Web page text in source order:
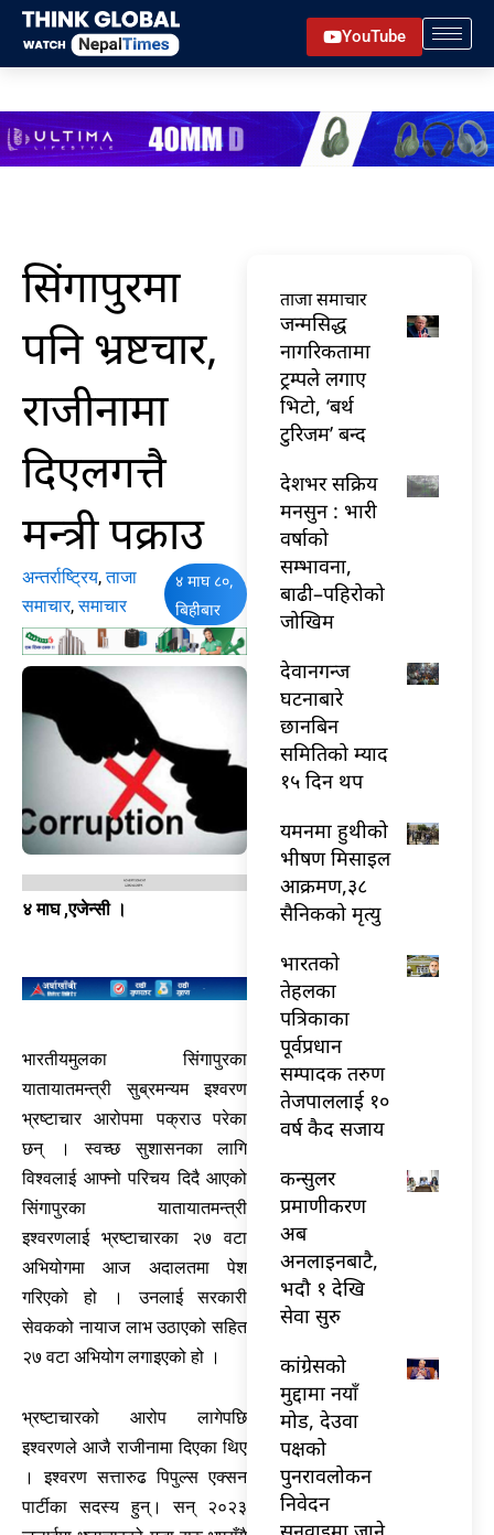
Skip
content
YouTube
सिंगापुरमा
पनि भ्रष्टचार,
राजीनामा
दिएलगत्तै
मन्त्री पक्राउ
अन्तर्राष्ट्रिय,ताजा
समाचार,समाचार
४ माघ ८०,
बिहीबार
४ माघ ,एजेन्सी ।
भारतीयमुलका सिंगापुरका
यातायातमन्त्री सुब्रमन्यम इश्वरण
भ्रष्टाचार आरोपमा पक्राउ परेका
छन् । स्वच्छ सुशासनका लागि
विश्वलाई आफ्नो परिचय दिदै आएको
सिंगापुरका यातायातमन्त्री
इश्वरणलाई भ्रष्टाचारका २७ वटा
अभियोगमा आज अदालतमा पेश
गरिएको हो । उनलाई सरकारी
सेवकको नायाज लाभ उठाएको सहित
२७ वटा अभियोग लगाइएको हो ।
भ्रष्टाचारको आरोप लागेपछि
इश्वरणले आजै राजीनामा दिएका थिए
। इश्वरण सत्तारुढ पिपुल्स एक्सन
पार्टीका सदस्य हुन्। सन् २०२३
ताजा समाचार
जन्मसिद्ध
नागरिकतामा
ट्रम्पले लगाए
भिटो, ‘बर्थ
टुरिजम’ बन्द
देशभर सक्रिय
मनसुन : भारी
वर्षाको
सम्भावना,
बाढी–पहिरोको
जोखिम
देवानगन्ज
घटनाबारे
छानबिन
समितिको म्याद
१५ दिन थप
यमनमा हुथीको
भीषण मिसाइल
आक्रमण,३८
सैनिकको मृत्यु
भारतकाे
तेहलका
पत्रिकाका
पूर्वप्रधान
सम्पादक तरुण
तेजपाललाई १०
वर्ष कैद सजाय
कन्सुलर
प्रमाणीकरण
अब
अनलाइनबाटै,
भदौ १ देखि
सेवा सुरु
कांग्रेसको
मुद्दामा नयाँ
मोड, देउवा
पक्षको
पुनरावलोकन
निवेदन